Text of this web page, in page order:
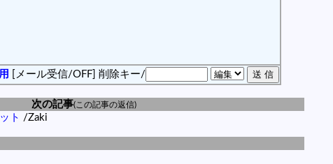
[メール受信/OFF] 削除キー/
次の記事(この記事の返信)
ト /Zaki